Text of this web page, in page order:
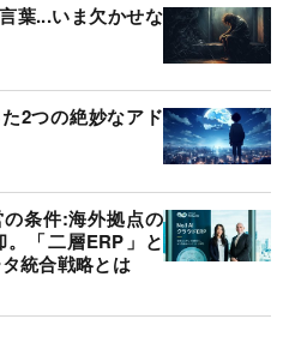
葉...いま欠かせな
2つの絶妙なアド
条件:海外拠点の
。「二層ERP」と
統合戦略とは